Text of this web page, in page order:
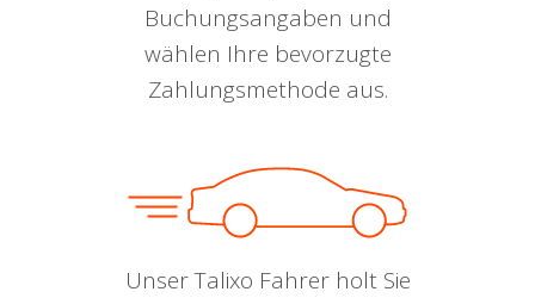
Buchungsangaben und
wählen Ihre bevorzugte
Zahlungsmethode aus.
Unser Talixo Fahrer holt Sie